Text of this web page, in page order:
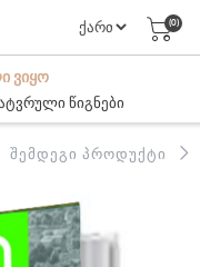
(0)
ᲕᲘᲧᲝ
წიგნები
ᲨᲔᲛᲓᲔᲒᲘ ᲞᲠᲝᲓᲣᲥᲢᲘ